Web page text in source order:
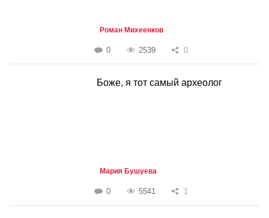
Роман Михеенков
0 2539 0
Боже, я тот самый археолог
Мария Бушуева
0 5541 1